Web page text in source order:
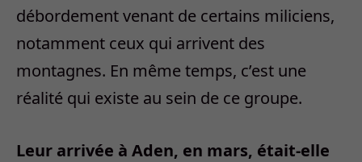
débordement venant de certains miliciens,
notamment ceux qui arrivent des
montagnes. En même temps, c’est une
réalité qui existe au sein de ce groupe.
Leur arrivée à Aden, en mars, était-elle